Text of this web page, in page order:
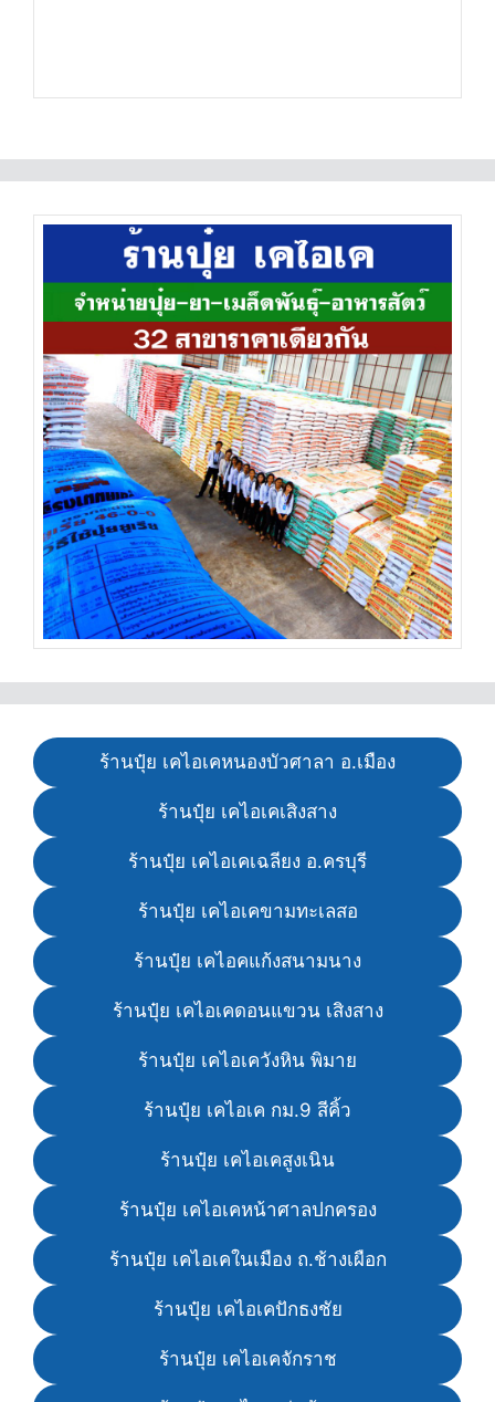
ร้านปุ๋ย เคไอเคหนองบัวศาลา อ.เมือง
ร้านปุ๋ย เคไอเคเสิงสาง
ร้านปุ๋ย เคไอเคเฉลียง อ.ครบุรี
ร้านปุ๋ย เคไอเคขามทะเลสอ
ร้านปุ๋ย เคไอคแก้งสนามนาง
ร้านปุ๋ย เคไอเคดอนแขวน เสิงสาง
ร้านปุ๋ย เคไอเควังหิน พิมาย
ร้านปุ๋ย เคไอเค กม.9 สีคิ้ว
ร้านปุ๋ย เคไอเคสูงเนิน
ร้านปุ๋ย เคไอเคหน้าศาลปกครอง
ร้านปุ๋ย เคไอเคในเมือง ถ.ช้างเผือก
ร้านปุ๋ย เคไอเคปักธงชัย
ร้านปุ๋ย เคไอเคจักราช